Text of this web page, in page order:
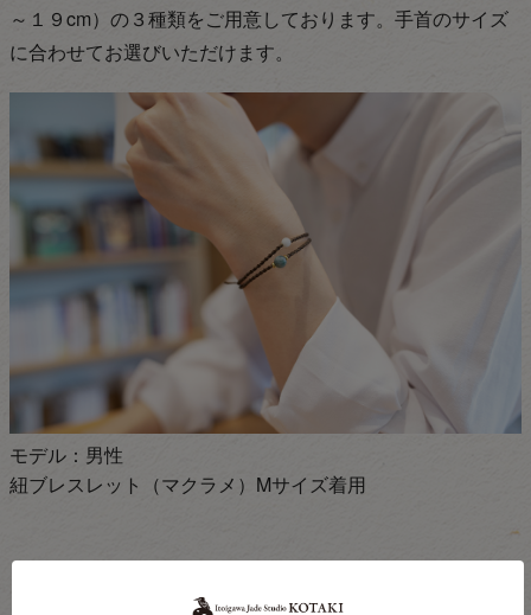
～１９cm）の３種類をご用意しております。手首のサイズ
に合わせてお選びいただけます。
モデル：男性
紐ブレスレット（マクラメ）Mサイズ着用